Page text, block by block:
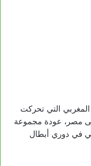
التي تحركت
مصر، عودة مجموعة
في دوري أبطال